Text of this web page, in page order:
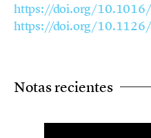
https://doi.org/
https://doi.org/
Notas recientes